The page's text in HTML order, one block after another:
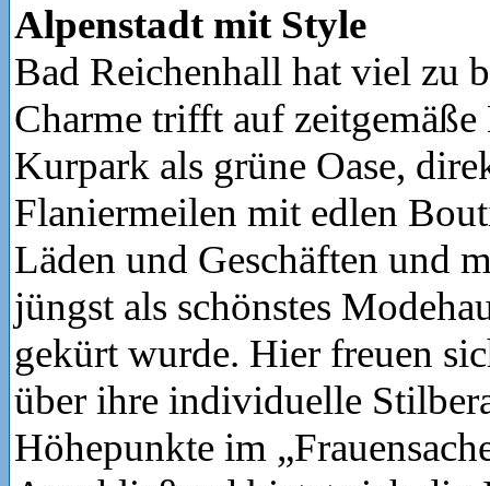
Alpenstadt mit Style
Bad Reichenhall hat viel zu
Charme trifft auf
Kurpark als grüne Oase,
Flaniermeilen mit edlen
Läden und Geschäften und
jüngst als schönstes
gekürt wurde. Hier freuen
über ihre individuelle
Höhepunkte im